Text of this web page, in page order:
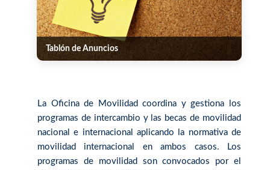
Tablón de Anuncios
La Oficina de Movilidad coordina y gestiona los
programas de intercambio y las becas de movilidad
nacional e internacional aplicando la normativa de
movilidad internacional en ambos casos. Los
programas de movilidad son convocados por el